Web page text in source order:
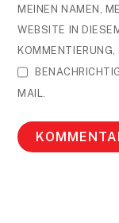
MEINEN NAMEN,
WEBSITE IN
KOMMENTIERUNG,
MAIL.